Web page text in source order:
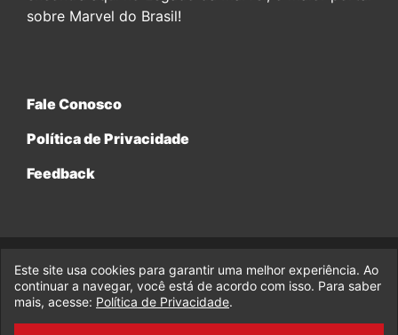
sobre Marvel do Brasil!
Fale Conosco
Política de Privacidade
Feedback
© 2017-2026 Legado da Marvel, uma empresa da Legado
Enterprises.
fabiolobo
Este site usa cookies para garantir uma melhor experiência. Ao
continuar a navegar, você está de acordo com isso. Para saber
mais, acesse: Política de Privacidade.